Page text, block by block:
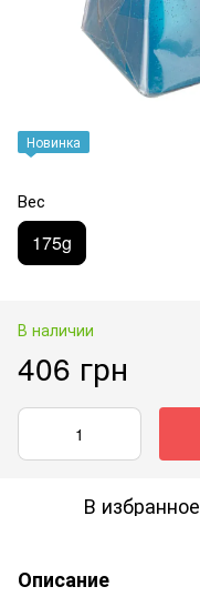
Новинка
Вес
175g
В наличии
406 грн
В избранное
Описание